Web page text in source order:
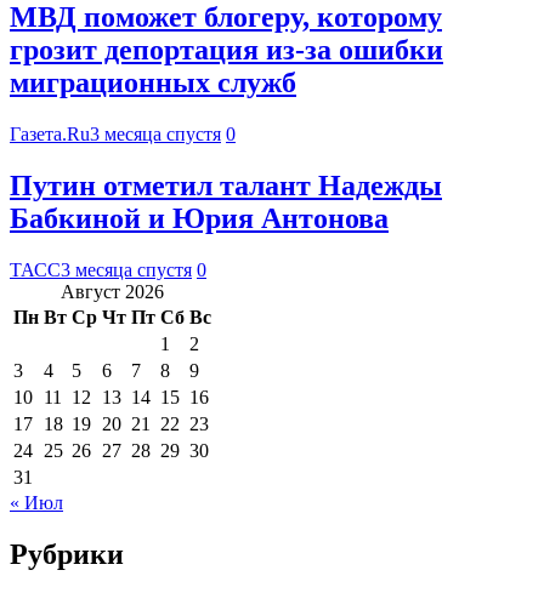
МВД поможет блогеру, которому
грозит депортация из-за ошибки
миграционных служб
Газета.Ru3 месяца спустя 0
Путин отметил талант Надежды
Бабкиной и Юрия Антонова
ТАСС3 месяца спустя 0
Август 2026
Пн Вт Ср Чт Пт Сб Вс
1
2
3
4 5 6 7 8
9
10 11 12 13 14 15 16
17 18 19 20 21 22 23
24 25 26 27 28 29 30
31
« Июл
Рубрики